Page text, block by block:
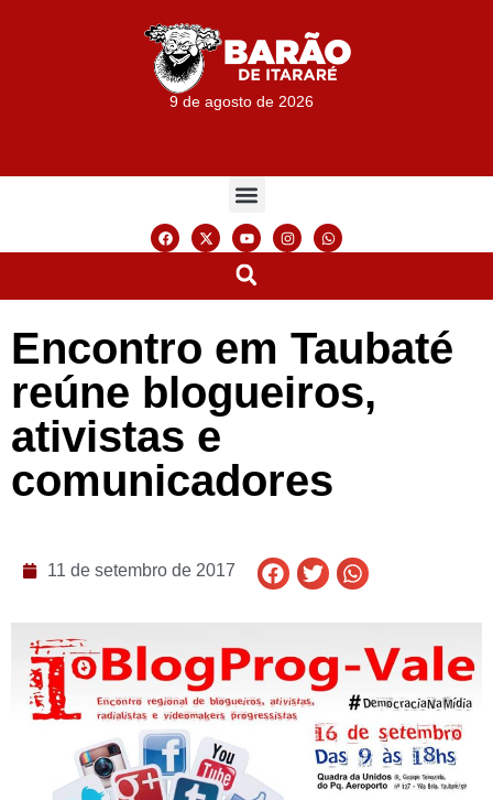
9 de agosto de 2026
Encontro em Taubaté
reúne blogueiros,
ativistas e
comunicadores
11 de setembro de 2017